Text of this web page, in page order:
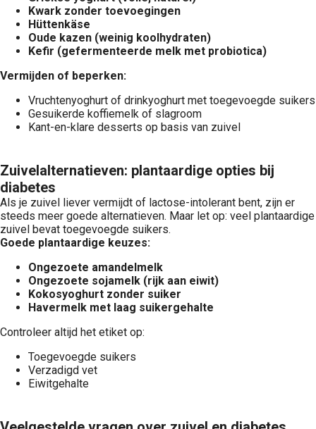
Kwark zonder toevoegingen
Hüttenkäse
Oude kazen (weinig koolhydraten)
Kefir (gefermenteerde melk met probiotica)
Vermijden of beperken:
Vruchtenyoghurt of drinkyoghurt met toegevoegde suikers
Gesuikerde koffiemelk of slagroom
Kant-en-klare desserts op basis van zuivel
Zuivelalternatieven: plantaardige opties bij
diabetes
Als je zuivel liever vermijdt of lactose-intolerant bent, zijn er
steeds meer goede alternatieven. Maar let op: veel plantaardige
zuivel bevat toegevoegde suikers.
Goede plantaardige keuzes:
Ongezoete amandelmelk
Ongezoete sojamelk (rijk aan eiwit)
Kokosyoghurt zonder suiker
Havermelk met laag suikergehalte
Controleer altijd het etiket op:
Toegevoegde suikers
Verzadigd vet
Eiwitgehalte